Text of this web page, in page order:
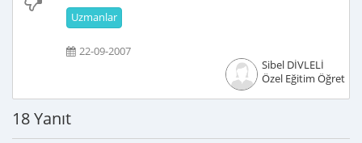
Uzmanlar
22-09-2007
Sibel DİVLELİ
Özel Eğitim
18 Yanıt